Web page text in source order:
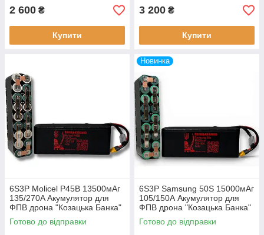
2 600 ₴
Купити
3 200 ₴
Купити
6S3P Molicel P45B 13500мАг
135/270A Акумулятор для
ФПВ дрона "Козацька Банка"
Готово до відправки
Новинка
6S3P Samsung 50S 15000мАг
105/150А Акумулятор для
ФПВ дрона "Козацька Банка"
Готово до відправки